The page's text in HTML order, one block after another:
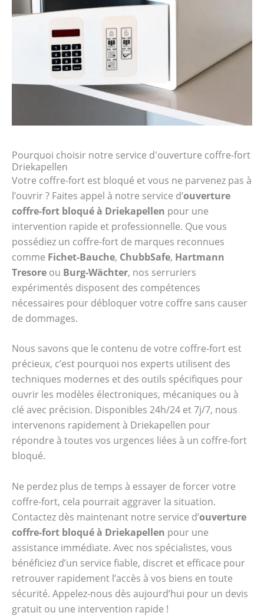
Pourquoi choisir notre service d'ouverture coffre-fort
Driekapellen
Votre coffre-fort est bloqué et vous ne parvenez pas à
l’ouvrir ? Faites appel à notre service d’ouverture
coffre-fort bloqué à Driekapellen pour une
intervention rapide et professionnelle. Que vous
possédiez un coffre-fort de marques reconnues
comme Fichet-Bauche, ChubbSafe, Hartmann
Tresore ou Burg-Wächter, nos serruriers
expérimentés disposent des compétences
nécessaires pour débloquer votre coffre sans causer
de dommages.
Nous savons que le contenu de votre coffre-fort est
précieux, c’est pourquoi nos experts utilisent des
techniques modernes et des outils spécifiques pour
ouvrir les modèles électroniques, mécaniques ou à
clé avec précision. Disponibles 24h/24 et 7j/7, nous
intervenons rapidement à Driekapellen pour
répondre à toutes vos urgences liées à un coffre-fort
bloqué.
Ne perdez plus de temps à essayer de forcer votre
coffre-fort, cela pourrait aggraver la situation.
Contactez dès maintenant notre service d’ouverture
coffre-fort bloqué à Driekapellen pour une
assistance immédiate. Avec nos spécialistes, vous
bénéficiez d’un service fiable, discret et efficace pour
retrouver rapidement l’accès à vos biens en toute
sécurité. Appelez-nous dès aujourd’hui pour un devis
gratuit ou une intervention rapide !